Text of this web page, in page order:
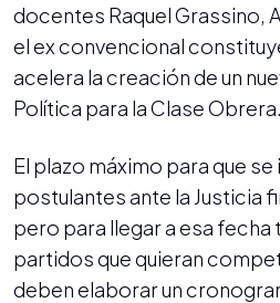
docentes Raquel Grassino,
el ex convencional
acelera la creación de un
Política para la Clase Obrera.
El plazo máximo para que
postulantes ante la Justicia
pero para llegar a esa fecha
partidos que quieran
deben elaborar un